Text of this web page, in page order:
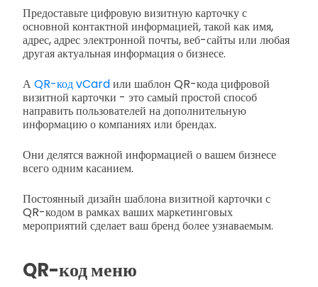
Предоставьте цифровую визитную карточку с
основной контактной информацией, такой как имя,
адрес, адрес электронной почты, веб-сайты или любая
другая актуальная информация о бизнесе.
АQR-код vCardили шаблон QR-кода цифровой
визитной карточки - это самый простой способ
направить пользователей на дополнительную
информацию о компаниях или брендах.
Они делятся важной информацией о вашем бизнесе
всего одним касанием.
Постоянный дизайн шаблона визитной карточки с
QR-кодом в рамках ваших маркетинговых
мероприятий сделает ваш бренд более узнаваемым.
QR-код меню